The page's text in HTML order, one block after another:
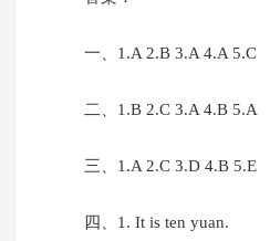
一、1.A 2.B 3.A 4.A 5.C
二、1.B 2.C 3.A 4.B 5.A
三、1.A 2.C 3.D 4.B 5.E
四、1. It is ten yuan.